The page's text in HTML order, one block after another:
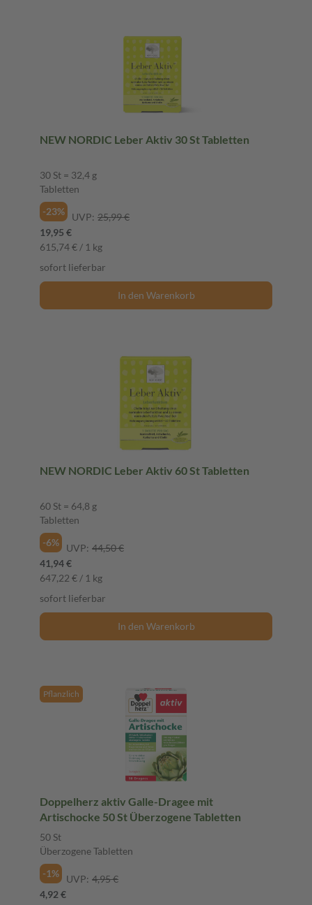
NEW NORDIC Leber Aktiv 30 St Tabletten
30 St = 32,4 g
Tabletten
-23%
UVP: 25,99 €
19,95 €
615,74 € / 1 kg
sofort lieferbar
In den Warenkorb
NEW NORDIC Leber Aktiv 60 St Tabletten
60 St = 64,8 g
Tabletten
-6%
UVP: 44,50 €
41,94 €
647,22 € / 1 kg
sofort lieferbar
In den Warenkorb
Pflanzlich
Doppelherz aktiv Galle-Dragee mit
Artischocke 50 St Überzogene Tabletten
50 St
Überzogene Tabletten
-1%
UVP: 4,95 €
4,92 €